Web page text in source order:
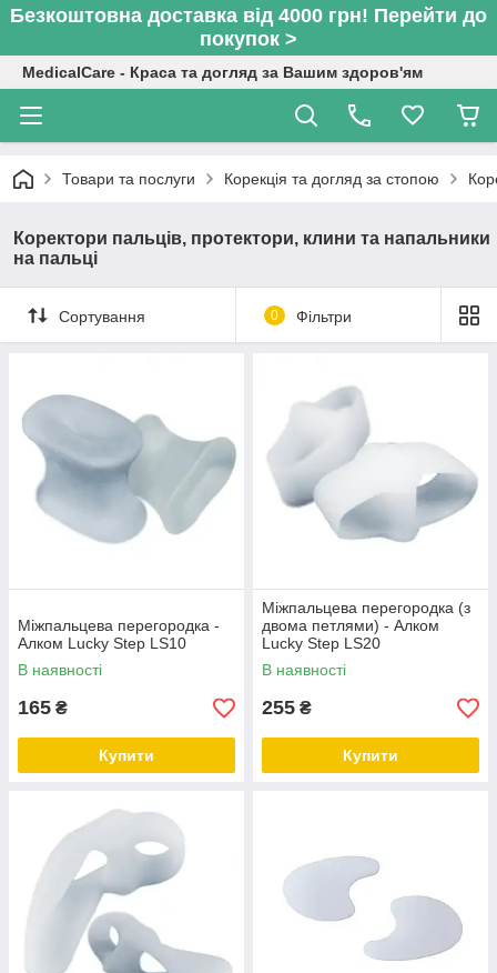
Безкоштовна доставка від 4000 грн! Перейти до
покупок >
MedicalCare - Краса та догляд за Вашим здоров'ям
Товари та послуги Корекція та догляд за стопою
Коректори пальців, протектори, клини та напальники
на пальці
Сортування 0 Фільтри
Міжпальцева перегородка -
Алком Lucky Step LS10
В наявності
165 ₴
Купити
Міжпальцева перегородка (з
двома петлями) - Алком
Lucky Step LS20
В наявності
255 ₴
Купити